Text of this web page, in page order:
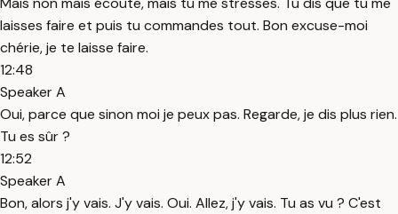
laisses faire et puis tu commandes tout. Bon excuse-moi
chérie, je te laisse faire.
12:48
Speaker A
Oui, parce que sinon moi je peux pas. Regarde, je dis plus rien.
Tu es sûr ?
12:52
Speaker A
Bon, alors j'y vais. J'y vais. Oui. Allez, j'y vais. Tu as vu ? C'est